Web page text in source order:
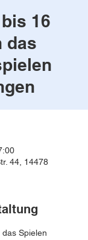
16
das
44, 14478
Spielen